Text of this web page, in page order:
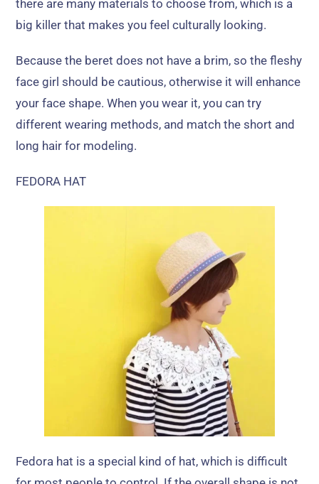
there are many materials to choose from,which is a
big killer that makes you feel culturally looking.
Because the beret does not have a brim,so the fleshy
face girl should be cautious,otherwise it will enhance
your face shape.When you wear it,you can try
different wearing methods, and match the short and
long hair for modeling.
FEDORA HAT
Fedora hat is a special kind of hat,which is difficult